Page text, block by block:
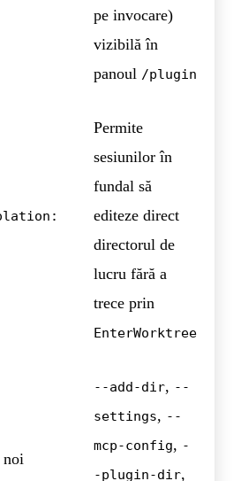
pe invocare)
vizibilă în
panoul /plugin
Permite
sesiunilor în
fundal să
editeze direct
directorul de
lucru fără a
trece prin
EnterWorktree
noi
--add-dir, --
settings, --
mcp-config, -
-plugin-dir,